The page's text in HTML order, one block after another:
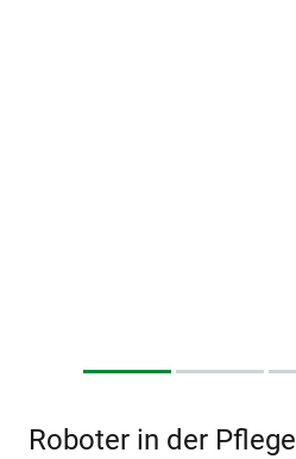
Roboter in der Pflege